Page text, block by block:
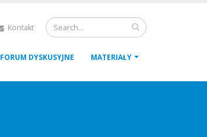
Kontakt
FORUM DYSKUSYJNE MATERIAŁY